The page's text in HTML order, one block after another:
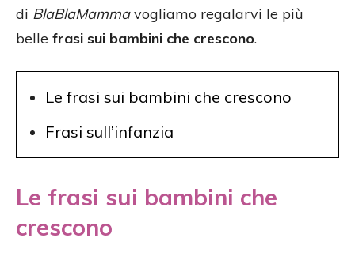
di BlaBlaMammavogliamo regalarvi le più
belle frasi sui bambini che crescono.
Le frasi sui bambini che crescono
Frasi sull’infanzia
Le frasi sui bambini che
crescono